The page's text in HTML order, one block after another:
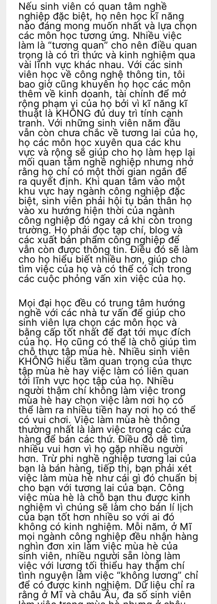
Nếu sinh viên có quan tâm nghề
nghiệp đặc biệt, họ nên học kĩ năng
nào đáng mong muốn nhất và lựa chọn
các môn học tương ứng. Nhiều việc
làm là “tương quan” cho nên điều quan
trọng là có tri thức và kinh nghiệm qua
vài lĩnh vực khác nhau. Với các sinh
viên học về công nghệ thông tin, tôi
bao giờ cũng khuyên họ học các môn
thêm về kinh doanh, tài chính để mở
rộng phạm vi của họ bởi vì kĩ năng kĩ
thuật là KHÔNG đủ duy trì tính cạnh
tranh. Với những sinh viên năm đầu
vẫn còn chưa chắc về tương lai của họ,
họ các môn học xuyên qua các khu
vực và rộng sẽ giúp cho họ làm hẹp lại
mối quan tâm nghề nghiệp nhưng nhớ
rằng họ chỉ có một thời gian ngắn để
ra quyết định. Khi quan tâm vào một
khu vực hay ngành công nghiệp đặc
biệt, sinh viên phải hội tụ bản thân họ
vào xu hướng hiện thời của ngành
công nghiệp đó ngay cả khi còn trong
trường. Họ phải đọc tạp chí, blog và
các xuất bản phẩm công nghiệp để
vẫn còn được thông tin. Điều đó sẽ làm
cho họ hiểu biết nhiều hơn, giúp cho
tìm việc của họ và có thể có ích trong
các cuộc phỏng vấn xin việc của họ.
Mọi đại học đều có trung tâm hướng
nghề với các nhà tư vấn để giúp cho
sinh viên lựa chọn các môn học và
bằng cấp tốt nhất để đạt tới mục đích
của họ. Họ cũng có thể là chỗ giúp tìm
chỗ thực tập mùa hè. Nhiều sinh viên
KHÔNG hiểu tầm quan trọng của thực
tập mùa hè hay việc làm có liên quan
tới lĩnh vực học tập của họ. Nhiều
người thậm chí không làm việc trong
mùa hè hay chọn việc làm nơi họ có
thể làm ra nhiều tiền hay nơi họ có thể
có vui chơi. Việc làm mùa hè thông
thường nhất là làm việc trong các cửa
hàng để bán các thứ. Điều đó dễ tìm,
nhiều vui hơn vì họ gặp nhiều người
hơn. Trừ phi nghề nghiệp tương lai của
bạn là bán hàng, tiếp thị, bạn phải xét
việc làm mùa hè như cái gì đó chuẩn bị
cho bạn với tương lai của bạn. Công
việc mùa hè là chỗ bạn thu được kinh
nghiệm vì chúng sẽ làm cho bản lí lịch
của bạn tốt hơn nhiều so với ai đó
không có kinh nghiệm. Mỗi năm, ở Mĩ
mọi ngành công nghiệp đều nhận hàng
nghìn đơn xin làm việc mùa hè của
sinh viên, nhiều người sẵn lòng làm
việc với lương tối thiểu hay thậm chí
tình nguyện làm việc “không lương” chỉ
để có được kinh nghiệm. Dữ liệu chỉ ra
rằng ở Mĩ và châu Âu, đa số sinh viên